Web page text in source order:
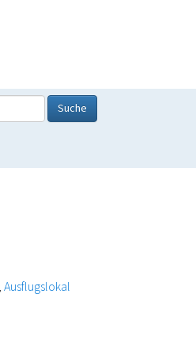
Suche
Ausflugslokal